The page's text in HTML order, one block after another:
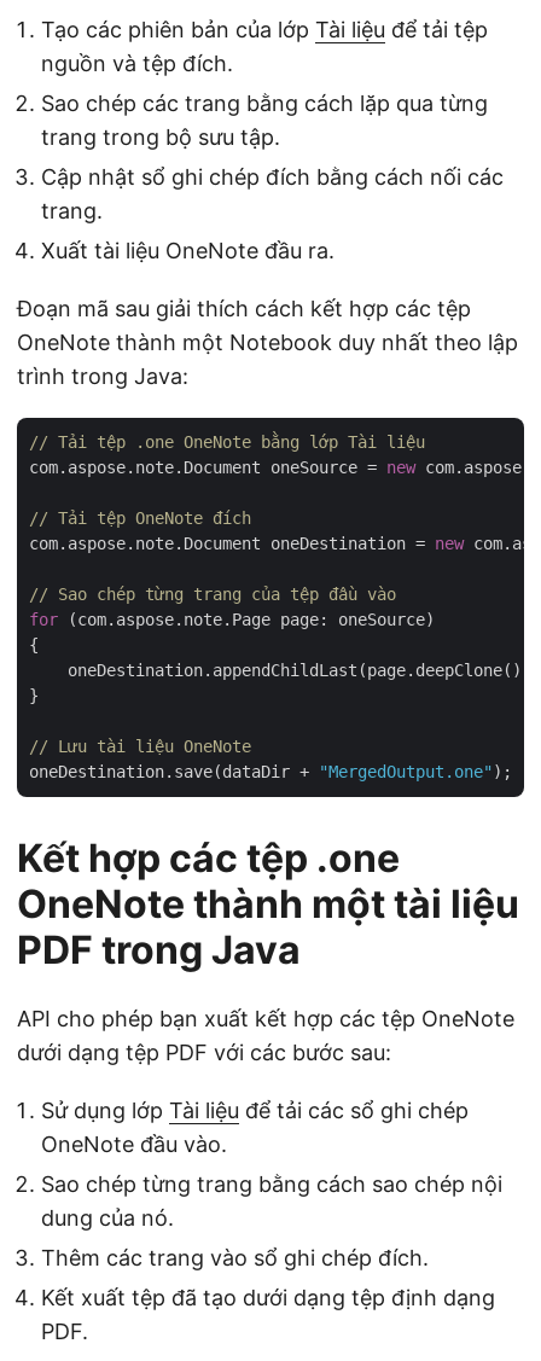
Tạo các phiên bản của lớp Tài liệu để tải tệp
nguồn và tệp đích.
Sao chép các trang bằng cách lặp qua từng
trang trong bộ sưu tập.
Cập nhật sổ ghi chép đích bằng cách nối các
trang.
Xuất tài liệu OneNote đầu ra.
Đoạn mã sau giải thích cách kết hợp các tệp
OneNote thành một Notebook duy nhất theo lập
trình trong Java:
// Tải tệp .one OneNote bằng lớp Tài liệu
com.aspose.note.Document oneSource = new
// Tải tệp OneNote đích
com.aspose.note.Document oneDestination = new
// Sao chép từng trang của tệp đầu vào
for (com.aspose.note.Page page: oneSource)
{
    oneDestination.appendChildLast(page.deepClone());
}
// Lưu tài liệu OneNote
oneDestination.save(dataDir +
"MergedOutput.one"
Kết hợp các tệp .one
OneNote thành một tài liệu
PDF trong Java
API cho phép bạn xuất kết hợp các tệp OneNote
dưới dạng tệp PDF với các bước sau:
Sử dụng lớp Tài liệu để tải các sổ ghi chép
OneNote đầu vào.
Sao chép từng trang bằng cách sao chép nội
dung của nó.
Thêm các trang vào sổ ghi chép đích.
Kết xuất tệp đã tạo dưới dạng tệp định dạng
PDF.